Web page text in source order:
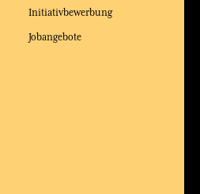
Initiativbewerbung
Jobangebote